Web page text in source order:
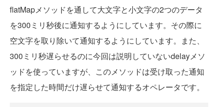
flatMapメソッドを通して大文字と小文字の2つのデータ
を300ミリ秒後に通知するようにしています。その際に
空文字を取り除いて通知するようにしています。また、
300ミリ秒遅らせるのに今回は説明していないdelayメソ
ッドを使っていますが、このメソッドは受け取った通知
を指定した時間だけ遅らせて通知するオペレータです。